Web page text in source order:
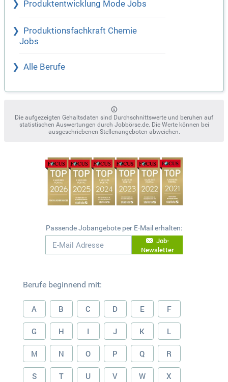
Produktentwicklung Mode Jobs
Produktionsfachkraft Chemie
Jobs
Alle Berufe
Die aufgezeigten Gehaltsdaten sind Durchschnittswerte und beruhen auf
statistischen Auswertungen durch Jobbörse.de. Die Werte können bei
ausgeschriebenen Stellenangeboten abweichen.
Passende Jobangebote per E-Mail erhalten:
Job-
Newsletter
Berufe beginnend mit:
A B C D E F
G H I J K L
M N O P Q R
S T U V W X